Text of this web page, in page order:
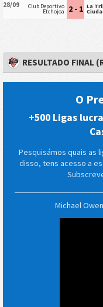
28/09
Club Deportivo
Etchojoa 2 - 1 La
RESULTADO FINAL
O
+500 Ligas
Pesquisámos quais as
disso, tens acesso a
Michael